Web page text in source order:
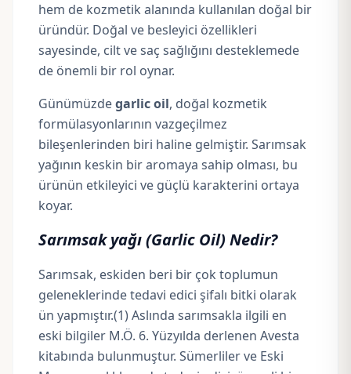
hem de kozmetik alanında kullanılan doğal bir
üründür. Doğal ve besleyici özellikleri
sayesinde, cilt ve saç sağlığını desteklemede
de önemli bir rol oynar.
Günümüzdegarlic oil, doğal kozmetik
formülasyonlarının vazgeçilmez
bileşenlerinden biri haline gelmiştir. Sarımsak
yağının keskin bir aromaya sahip olması, bu
ürünün etkileyici ve güçlü karakterini ortaya
koyar.
Sarımsak yağı (Garlic Oil) Nedir?
Sarımsak, eskiden beri bir çok toplumun
geleneklerinde tedavi edici şifalı bitki olarak
ün yapmıştır.(1)Aslında sarımsakla ilgili en
eski bilgiler M.Ö. 6. Yüzyılda derlenen Avesta
kitabında bulunmuştur. Sümerliler ve Eski